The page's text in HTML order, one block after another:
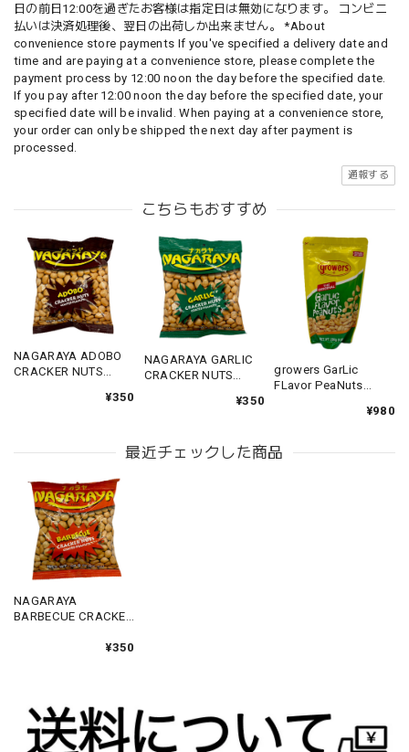
日の前日12:00を過ぎたお客様は指定日は無効になります。 コンビニ
払いは決済処理後、翌日の出荷しか出来ません。 *About
convenience store payments If you've specified a delivery date and
time and are paying at a convenience store, please complete the
payment process by 12:00 noon the day before the specified date.
If you pay after 12:00 noon the day before the specified date, your
specified date will be invalid. When paying at a convenience store,
your order can only be shipped the next day after payment is
processed.
通報する
こちらもおすすめ
NAGARAYA ADOBO
CRACKER NUTS
¥350
NAGARAYA GARLIC
CRACKER NUTS
¥350
growers GarLic
FLavor PeaNuts
ガーリックフレーバ
¥980
最近チェックした商品
NAGARAYA
BARBECUE CRACKER
ヤ バーベキュー】¥350